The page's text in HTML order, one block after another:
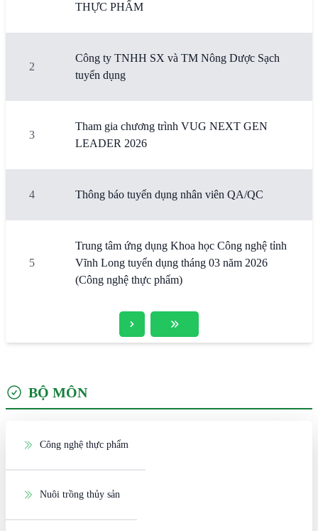
THỰC PHẨM
2
Công ty TNHH SX và TM Nông Dược Sạch
tuyển dụng
3
Tham gia chương trình VUG NEXT GEN
LEADER 2026
4 Thông báo tuyển dụng nhân viên QA/QC
5
Trung tâm ứng dụng Khoa học Công nghệ tỉnh
Vĩnh Long tuyển dụng tháng 03 năm 2026
(Công nghệ thực phẩm)
BỘ MÔN
Công nghệ thực phẩm
Nuôi trồng thủy sản